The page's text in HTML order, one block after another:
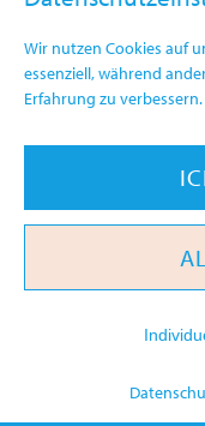
Wir nutzen Cookies auf
essenziell, während
Erfahrung zu verbessern.